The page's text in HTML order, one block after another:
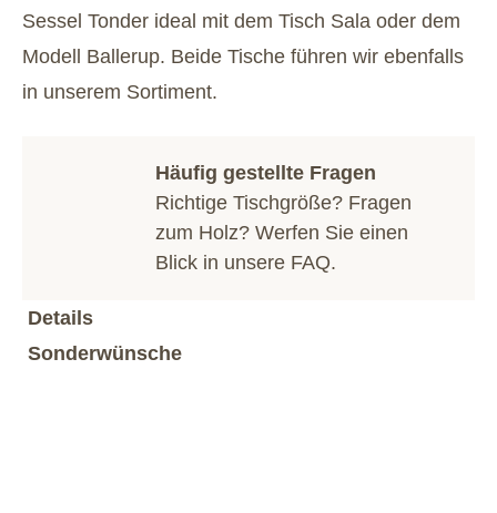
Sessel Tonder ideal mit dem Tisch Sala oder dem
Modell Ballerup. Beide Tische führen wir ebenfalls
in unserem Sortiment.
Häufig gestellte Fragen
Richtige Tischgröße? Fragen
zum Holz? Werfen Sie einen
Blick in unsere FAQ.
Details
Sonderwünsche